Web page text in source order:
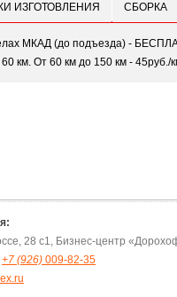
ИЗГОТОВЛЕНИЯ СБОРКА
МКАД (до подъезда) -
км. От 60 км до 150 км - 45руб./
28 с1, Бизнес-центр
+7 (926) 009-82-35